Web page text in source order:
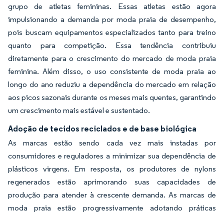
grupo de atletas femininas. Essas atletas estão agora
impulsionando a demanda por moda praia de desempenho,
pois buscam equipamentos especializados tanto para treino
quanto para competição. Essa tendência contribuiu
diretamente para o crescimento do mercado de moda praia
feminina. Além disso, o uso consistente de moda praia ao
longo do ano reduziu a dependência do mercado em relação
aos picos sazonais durante os meses mais quentes, garantindo
um crescimento mais estável e sustentado.
Adoção de tecidos reciclados e de base biológica
As marcas estão sendo cada vez mais instadas por
consumidores e reguladores a minimizar sua dependência de
plásticos virgens. Em resposta, os produtores de nylons
regenerados estão aprimorando suas capacidades de
produção para atender à crescente demanda. As marcas de
moda praia estão progressivamente adotando práticas